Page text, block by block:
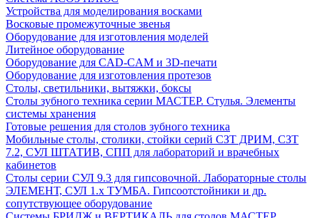
Устройства для моделирования восками
Восковые промежуточные звенья
Оборудование для изготовления моделей
Литейное оборудование
Оборудование для CAD-CAM и 3D-печати
Оборудование для изготовления протезов
Cтолы, светильники, вытяжки, боксы
Столы зубного техника серии МАСТЕР. Стулья. Элементы
системы хранения
Готовые решения для столов зубного техника
Мобильные столы, столики, стойки серий СЗТ ДРИМ, СЗТ
7.2, СУЛ ШТАТИВ, СПП для лабораторий и врачебных
кабинетов
Столы серии СУЛ 9.3 для гипсовочной. Лабораторные столы
ЭЛЕМЕНТ, СУЛ 1.х ТУМБА. Гипсоотстойники и др.
сопутствующее оборудование